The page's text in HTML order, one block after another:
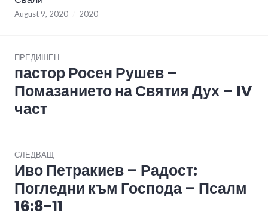
August 9, 2020 2020
navigation
ПРЕДИШЕН
Previous
post:
пастор Росен Рушев –
Помазанието на Святия Дух – IV
част
СЛЕДВАЩ
Next
post:
Иво Петракиев – Радост:
Погледни към Господа – Псалм
16:8-11